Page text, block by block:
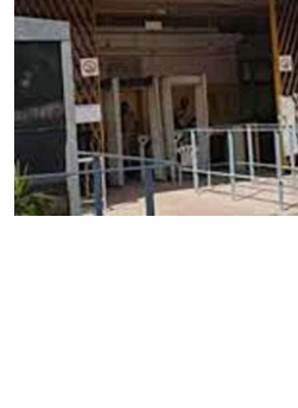
टेक